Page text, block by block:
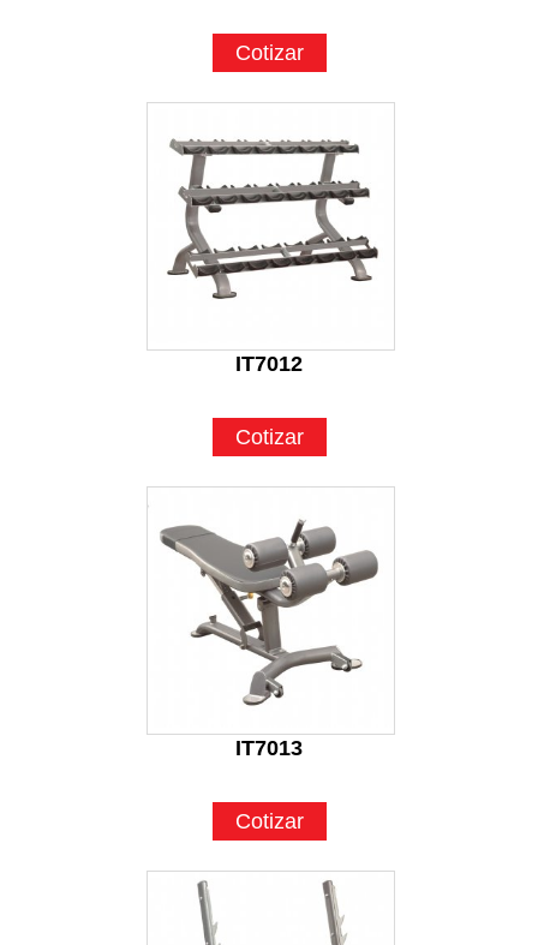
Cotizar
IT7012
Cotizar
IT7013
Cotizar